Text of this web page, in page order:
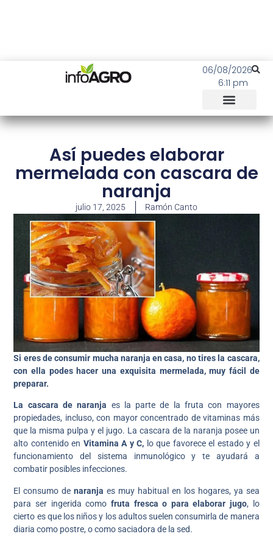
06/08/2026
6:11 pm
Así puedes elaborar
mermelada con cascara de
naranja
julio 17, 2025 Ramón Canto
Si eres de consumir mucha naranja en casa, no tires la cascara,
con ella podes hacer una exquisita mermelada, muy fácil de
preparar.
La cascara de naranja es la parte de la fruta con mayores
propiedades, incluso, con mayor concentrado de vitaminas más
que la misma pulpa y el jugo. La cascara de la naranja posee un
alto contenido en Vitamina A y C, lo que favorece el estado y el
funcionamiento del sistema inmunológico y te ayudará a
combatir posibles infecciones.
El consumo denaranjaes muy habitual en los hogares, ya sea
para ser ingerida como fruta fresca o para elaborar jugo, lo
cierto es que los niños y los adultos suelen consumirla de manera
diaria como postre, o como saciadora de la sed.